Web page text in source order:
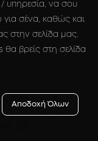
rights reserved.
υπηρεσία, να σου
για σένα, καθώς και
στην σελίδα μας.
θα βρείς στη σελίδα
Αποδοχή Όλων